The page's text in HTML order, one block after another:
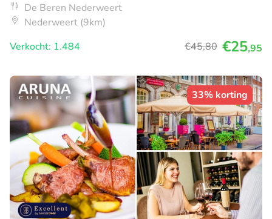
De Beren Nederweert
Nederweert (9km)
Verkocht: 1.484
€45,80 €25,95
33% korting